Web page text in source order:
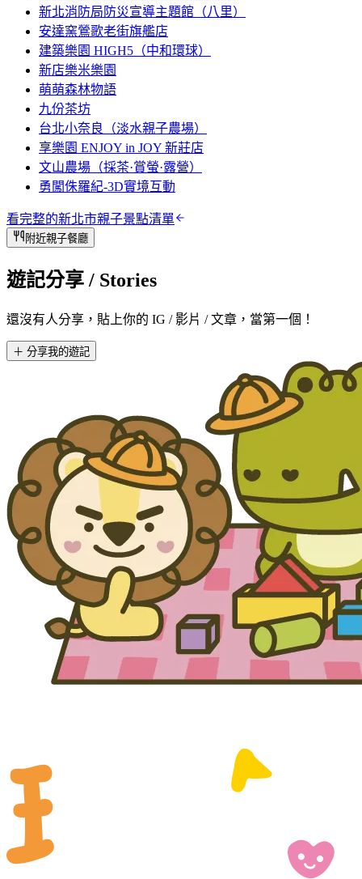
新北消防局防災宣導主題館（八里）
安達窯鶯歌老街旗艦店
建築樂園 HIGH5（中和環球）
新店樂米樂園
萌萌森林物語
九份茶坊
台北小奈良（淡水親子農場）
享樂園 ENJOY in JOY 新莊店
文山農場（採茶·賞螢·露營）
勇闖侏羅紀-3D實境互動
看完整的新北市親子景點清單
附近親子餐廳
遊記分享 / Stories
還沒有人分享，貼上你的 IG / 影片 / 文章，當第一個！
＋ 分享我的遊記